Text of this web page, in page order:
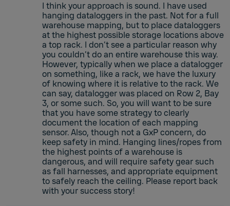
I think your approach is sound. I have used
hanging dataloggers in the past. Not for a full
warehouse mapping, but to place dataloggers
at the highest possible storage locations above
a top rack. I don’t see a particular reason why
you couldn’t do an entire warehouse this way.
However, typically when we place a datalogger
on something, like a rack, we have the luxury
of knowing where it is relative to the rack. We
can say, datalogger was placed on Row 2, Bay
3, or some such. So, you will want to be sure
that you have some strategy to clearly
document the location of each mapping
sensor. Also, though not a GxP concern, do
keep safety in mind. Hanging lines/ropes from
the highest points of a warehouse is
dangerous, and will require safety gear such
as fall harnesses, and appropriate equipment
to safely reach the ceiling. Please report back
with your success story!